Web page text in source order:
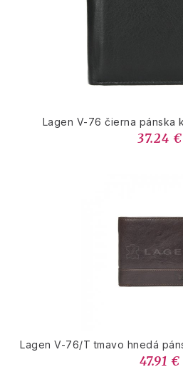
Lagen V-76 čierna pánska
37.24 €
Lagen V-76/T tmavo hnedá
47.91 €